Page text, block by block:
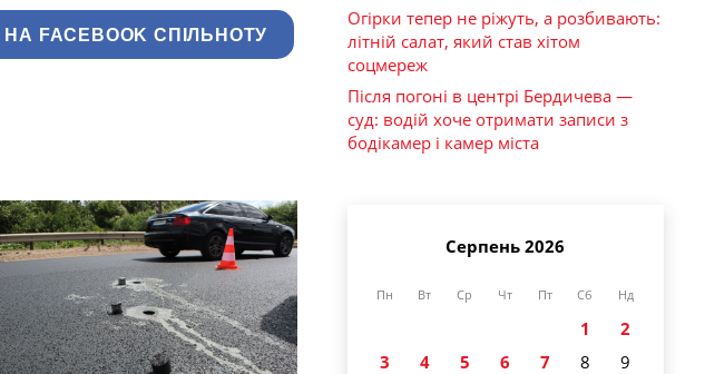
FACEBOOK СПІЛЬНОТУ
Огірки тепер не ріжуть, а розбивають:
літній салат, який став хітом
соцмереж
Після погоні в центрі Бердичева —
суд: водій хоче отримати записи з
бодікамер і камер міста
Серпень 2026
Пн Вт Ср Чт Пт Сб Нд
1
2
3
4 5 6 7 8
9